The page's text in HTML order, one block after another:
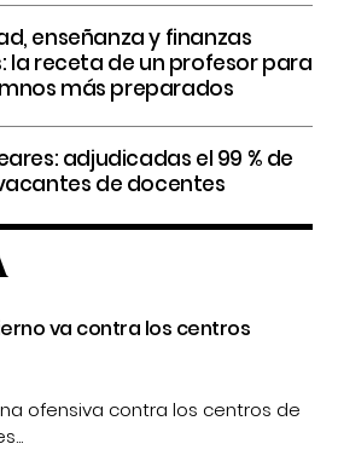
enseñanza y finanzas
la receta de un profesor para
más preparados
adjudicadas el 99 % de
de docentes
va contra los centros
ofensiva contra los centros de